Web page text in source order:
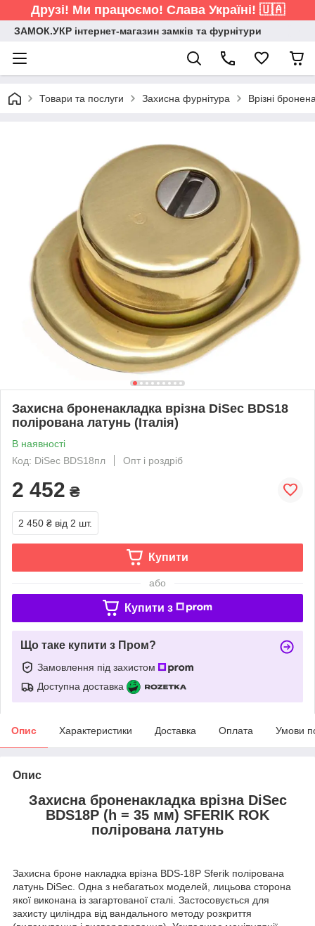
Друзі! Ми працюємо! Слава Україні! 🇺🇦
ЗАМОК.УКР інтернет-магазин замків та фурнітури
Товари та послуги Захисна фурнітура Врізні
Захисна броненакладка врізна DiSec ВDS18
полірована латунь (Італія)
В наявності
Код: DiSec ВDS18пл
Опт і роздріб
2 452 ₴
2 450 ₴ від 2 шт.
Купити
або
Купити з
Що таке купити з Пром?
Замовлення під захистом
Доступна доставка
Опис Характеристики Доставка Оплата Умови
Опис
Захисна броненакладка врізна DiSec
ВDS18P (h = 35 мм) SFERIK ROK
полірована латунь
Захисна броне накладка врізна BDS-18P Sferik полірована
латунь DiSec. Одна з небагатьох моделей, лицьова сторона
якої виконана із загартованої сталі. Застосовується для
захисту циліндра від вандального методу розкриття